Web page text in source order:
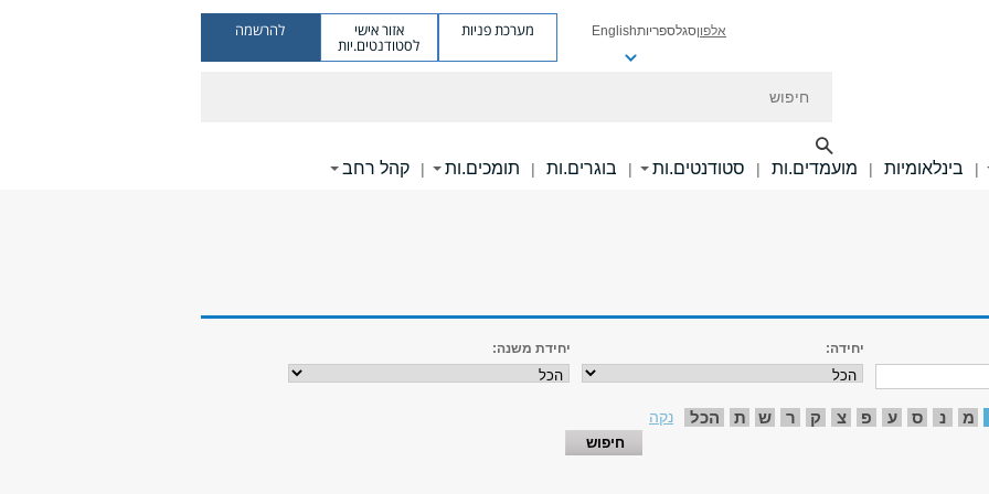
אלפוןסגלספריותEnglish מערכת פניות אזור אישי
לסטודנטים.יות
להרשמה
| בינלאומיות | מועמדים.ות | סטודנטים.ות | בוגרים.ות | תומכים.ות | קהל רחב
יחידה: יחידת משנה:
מ נ ס ע פ צ ק ר ש ת הכל נקה